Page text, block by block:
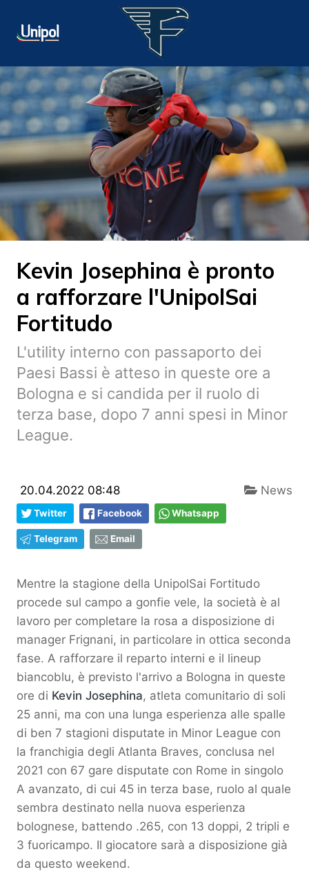
Kevin Josephina è pronto
a rafforzare l'UnipolSai
Fortitudo
L'utility interno con passaporto dei
Paesi Bassi è atteso in queste ore a
Bologna e si candida per il ruolo di
terza base, dopo 7 anni spesi in Minor
League.
20.04.2022 08:48 News
Twitter Facebook Whatsapp
Telegram Email
Mentre la stagione della UnipolSai Fortitudo
procede sul campo a gonfie vele, la società è al
lavoro per completare la rosa a disposizione di
manager Frignani, in particolare in ottica seconda
fase. A rafforzare il reparto interni e il lineup
biancoblu, è previsto l'arrivo a Bologna in queste
ore di Kevin Josephina, atleta comunitario di soli
25 anni, ma con una lunga esperienza alle spalle
di ben 7 stagioni disputate in Minor League con
la franchigia degli Atlanta Braves, conclusa nel
2021 con 67 gare disputate con Rome in singolo
A avanzato, di cui 45 in terza base, ruolo al quale
sembra destinato nella nuova esperienza
bolognese, battendo .265, con 13 doppi, 2 tripli e
3 fuoricampo. Il giocatore sarà a disposizione già
da questo weekend.